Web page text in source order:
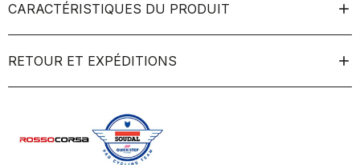
CARACTÉRISTIQUES DU PRODUIT
RETOUR ET EXPÉDITIONS